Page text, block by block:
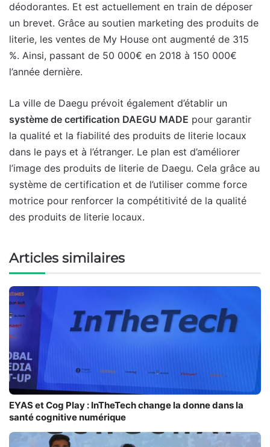
déodorantes. Et est actuellement en train de déposer
un brevet. Grâce au soutien marketing des produits de
literie, les ventes de My House ont augmenté de 315
%. Ainsi, passant de 50 000€ en 2018 à 150 000€
l’année dernière.
La ville de Daegu prévoit également d’établir un
système de certification DAEGU MADE pour garantir
la qualité et la fiabilité des produits de literie locaux
dans le pays et à l’étranger. Le plan est d’améliorer
l’image des produits de literie de Daegu. Cela grâce au
système de certification et de l’utiliser comme force
motrice pour renforcer la compétitivité de la qualité
des produits de literie locaux.
Articles similaires
EYAS et Cog Play : InTheTech change la donne dans la
santé cognitive numérique